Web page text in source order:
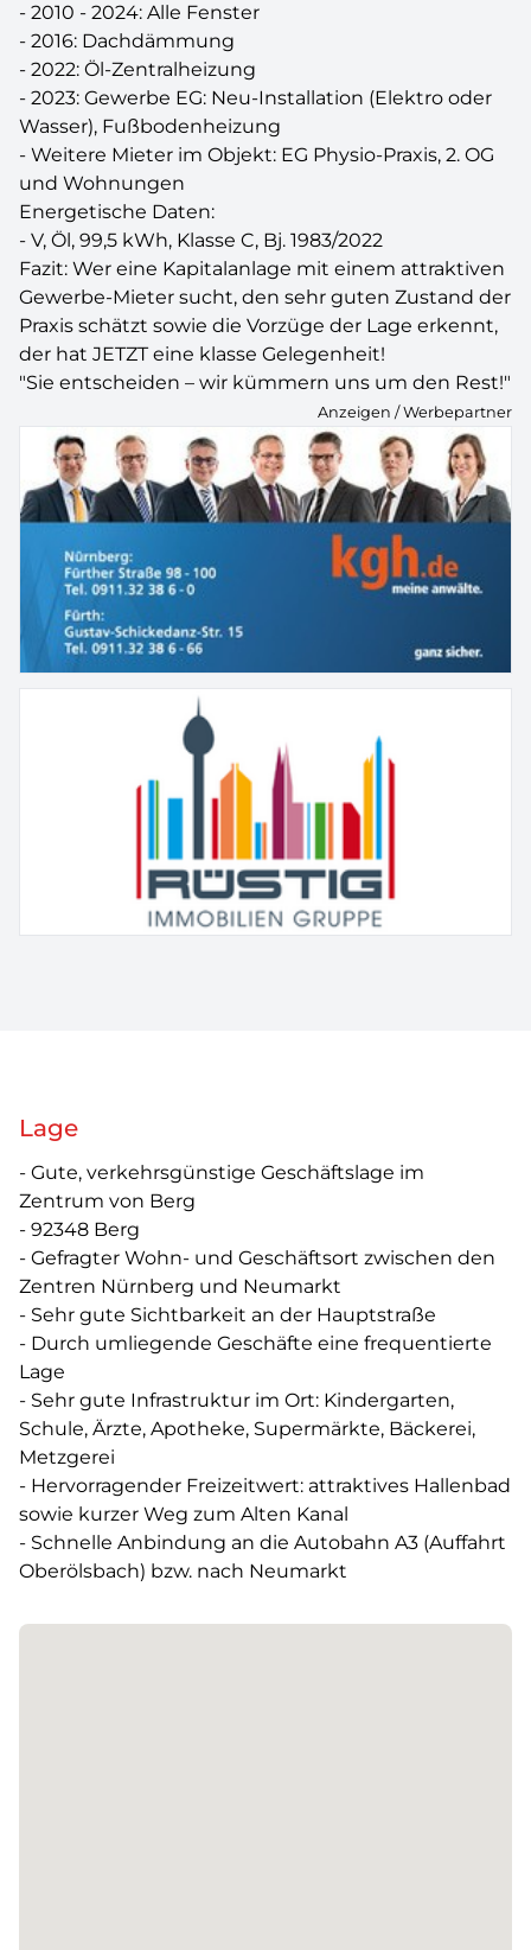
- 2010 - 2024: Alle Fenster
- 2016: Dachdämmung
- 2022: Öl-Zentralheizung
- 2023: Gewerbe EG: Neu-Installation (Elektro oder
Wasser), Fußbodenheizung
- Weitere Mieter im Objekt: EG Physio-Praxis, 2. OG
und Wohnungen
Energetische Daten:
- V, Öl, 99,5 kWh, Klasse C, Bj. 1983/2022
Fazit: Wer eine Kapitalanlage mit einem attraktiven
Gewerbe-Mieter sucht, den sehr guten Zustand der
Praxis schätzt sowie die Vorzüge der Lage erkennt,
der hat JETZT eine klasse Gelegenheit!
"Sie entscheiden – wir kümmern uns um den Rest!"
Anzeigen / Werbepartner
Lage
- Gute, verkehrsgünstige Geschäftslage im
Zentrum von Berg
- 92348 Berg
- Gefragter Wohn- und Geschäftsort zwischen den
Zentren Nürnberg und Neumarkt
- Sehr gute Sichtbarkeit an der Hauptstraße
- Durch umliegende Geschäfte eine frequentierte
Lage
- Sehr gute Infrastruktur im Ort: Kindergarten,
Schule, Ärzte, Apotheke, Supermärkte, Bäckerei,
Metzgerei
- Hervorragender Freizeitwert: attraktives Hallenbad
sowie kurzer Weg zum Alten Kanal
- Schnelle Anbindung an die Autobahn A3 (Auffahrt
Oberölsbach) bzw. nach Neumarkt